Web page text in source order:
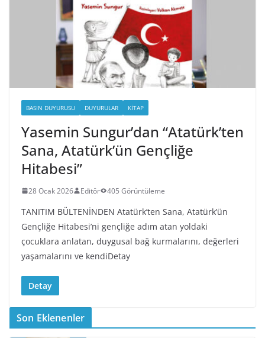
BASIN DUYURUSU DUYURULAR KITAP
Yasemin Sungur’dan “Atatürk’ten
Sana, Atatürk’ün Gençliğe
Hitabesi”
28 Ocak 2026 Editör 405 Görüntüleme
TANITIM BÜLTENİNDEN Atatürk’ten Sana, Atatürk’ün
Gençliğe Hitabesi’ni gençliğe adım atan yoldaki
çocuklara anlatan, duygusal bağ kurmalarını, değerleri
yaşamalarını ve kendiDetay
Detay
Son Eklenenler